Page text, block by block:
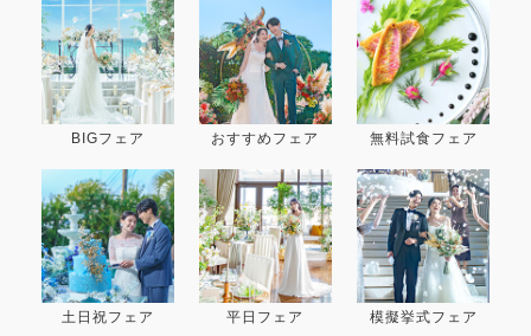
BIGフェア おすすめフェア 無料試食フェア
土日祝フェア 平日フェア 模擬挙式フェア